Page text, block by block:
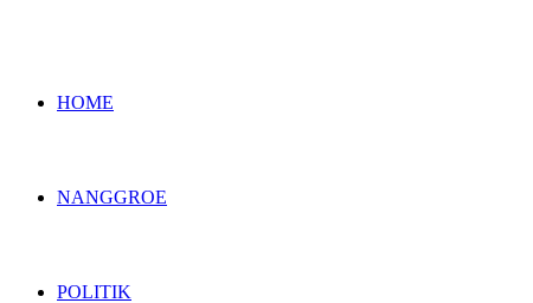
HOME
NANGGROE
POLITIK